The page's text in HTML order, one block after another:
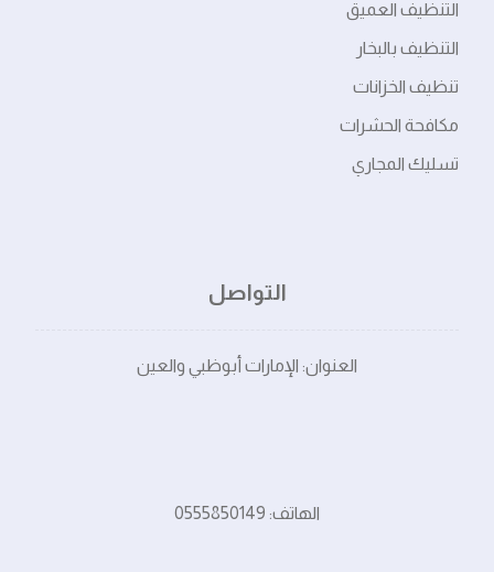
التنظيف العميق
التنظيف بالبخار
تنظيف الخزانات
مكافحة الحشرات
تسليك المجاري
التواصل
العنوان: الإمارات أبوظبي والعين
الهاتف: 0555850149